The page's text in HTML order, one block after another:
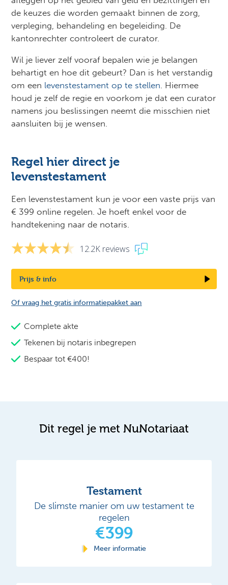
de keuzes die worden gemaakt binnen de zorg,
verpleging, behandeling en begeleiding. De
kantonrechter controleert de curator.
Wil je liever zelf vooraf bepalen wie je belangen
behartigt en hoe dit gebeurt? Dan is het verstandig
om een levenstestament op te stellen. Hiermee
houd je zelf de regie en voorkom je dat een curator
namens jou beslissingen neemt die misschien niet
aansluiten bij je wensen.
Regel hier direct je
levenstestament
Een levenstestament kun je voor een vaste prijs van
€ 399 online regelen. Je hoeft enkel voor de
handtekening naar de notaris.
12.2K reviews
Prijs & info
Of vraag het gratis informatiepakket aan
Complete akte
Tekenen bij notaris inbegrepen
Bespaar tot €400!
Dit regel je met NuNotariaat
Testament
De slimste manier om uw testament te
regelen
€399
Meer informatie